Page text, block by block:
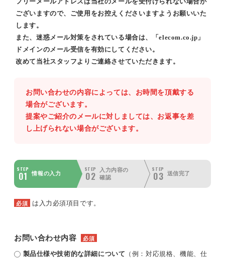
ございますので、ご使用をお控えくださいますようお願いいた
します。
また、迷惑メール対策をされている場合は、「elecom.co.jp」
ドメインのメール受信を有効にしてください。
改めて当社スタッフよりご連絡させていただきます。
お問い合わせの内容によっては、お時間を頂戴する
場合がございます。
提案やご紹介のメールに対しましては、お返事を差
し上げられない場合がございます。
STEP
01 情報の入力
STEP
02
入力内容の
確認
STEP
03 送信完了
必須 は入力必須項目です。
お問い合わせ内容 必須
製品仕様や技術的な詳細について （例：対応規格、機能、仕